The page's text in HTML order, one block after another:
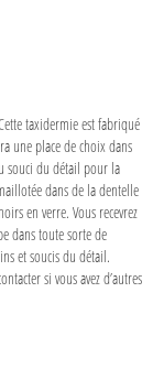
taxidermie est fabriqué
une place de choix dans
souci du détail pour la
dans de la dentelle
en verre. Vous recevrez
dans toute sorte de
et soucis du détail.
si vous avez d’autres